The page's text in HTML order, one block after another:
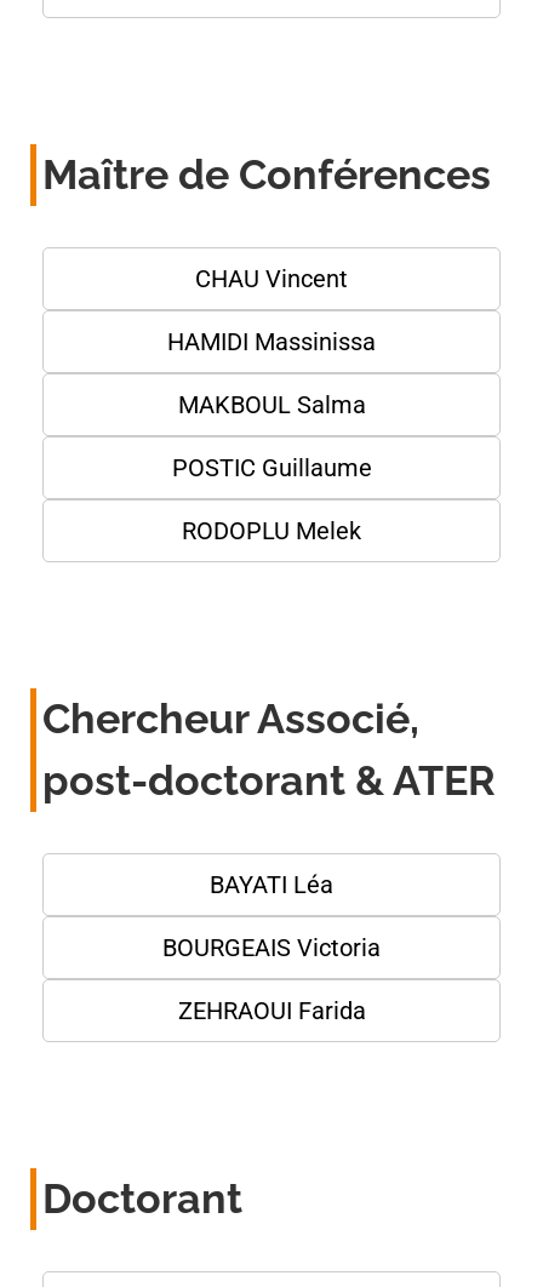
Maître de Conférences
CHAU Vincent
HAMIDI Massinissa
MAKBOUL Salma
POSTIC Guillaume
RODOPLU Melek
Chercheur Associé,
post-doctorant & ATER
BAYATI Léa
BOURGEAIS Victoria
ZEHRAOUI Farida
Doctorant